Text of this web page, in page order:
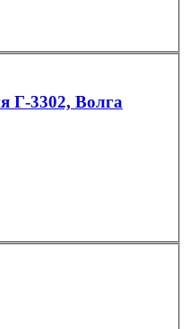
Г-3302, Волга